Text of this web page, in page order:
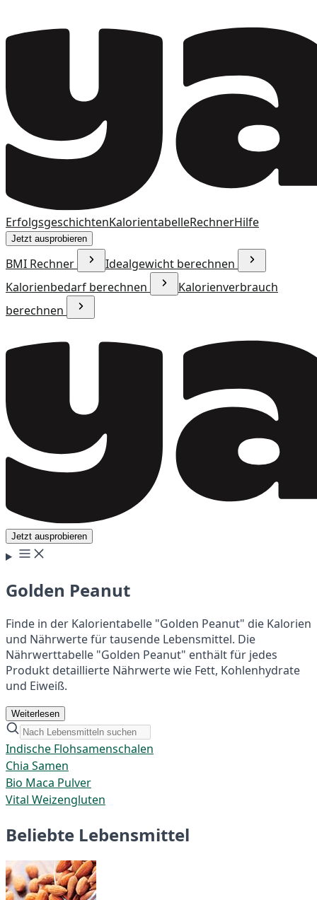
ErfolgsgeschichtenKalorientabelleRechnerHilfe
Jetzt ausprobieren
BMI Rechner
Idealgewicht berechnen
Kalorienbedarf berechnen
Kalorienverbrauch
berechnen
Jetzt ausprobieren
Golden Peanut
Finde in der Kalorientabelle "Golden Peanut" die Kalorien
und Nährwerte für tausende Lebensmittel. Die
Nährwerttabelle "Golden Peanut" enthält für jedes
Produkt detaillierte Nährwerte wie Fett, Kohlenhydrate
und Eiweiß.
Weiterlesen
Indische Flohsamenschalen
Chia Samen
Bio Maca Pulver
Vital Weizengluten
Beliebte Lebensmittel